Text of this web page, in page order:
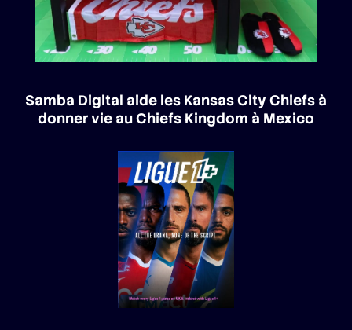
Samba Digital aide les Kansas City Chiefs à
donner vie au Chiefs Kingdom à Mexico